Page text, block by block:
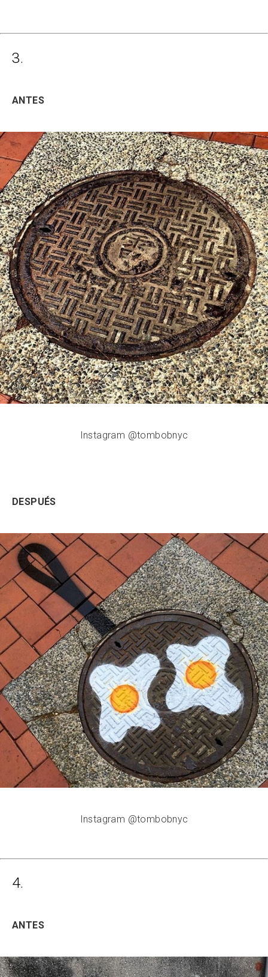
3.
ANTES
Instagram @tombobnyc
DESPUÉS
Instagram @tombobnyc
4.
ANTES